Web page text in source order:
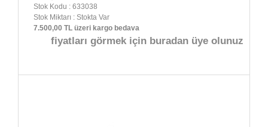
Stok Kodu : 633038
Stok Miktarı : Stokta Var
7.500,00 TL üzeri kargo bedava
fiyatları görmek için buradan üye olunuz